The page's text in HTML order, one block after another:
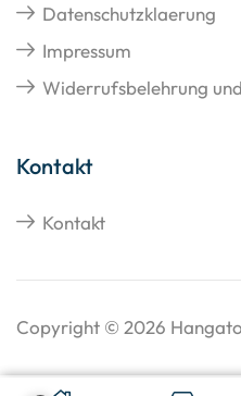
Datenschutzklaerung
Impressum
Widerrufsbelehrung
Kontakt
Kontakt
Copyright © 2026